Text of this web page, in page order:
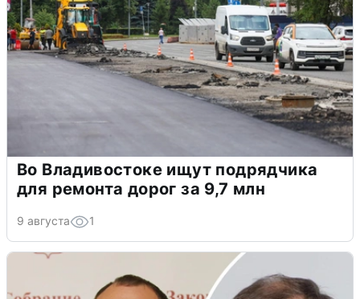
Во Владивостоке ищут подрядчика
для ремонта дорог за 9,7 млн
9 августа 1